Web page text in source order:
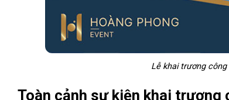
Lễ khai trương
Toàn cảnh sự kiện khai trương